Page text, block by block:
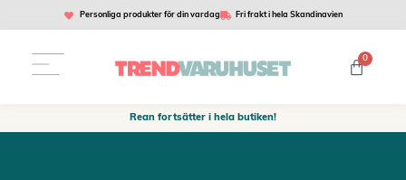
Personliga produkter för din vardag Fri frakt i hela Skandinavien
0
Rean fortsätter i hela butiken!